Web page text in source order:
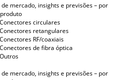
mercado, insights e previsões – por
Conectores circulares
Conectores retangulares
Conectores RF/coaxiais
Conectores de fibra óptica
Outros
mercado, insights e previsões – por